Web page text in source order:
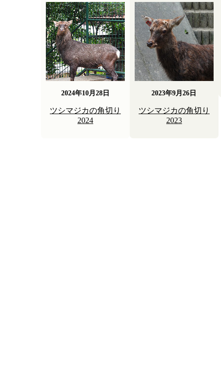
2024年10月28日
ツシマジカの角切り
2024
2023年9月26日
ツシマジカの角切り
2023